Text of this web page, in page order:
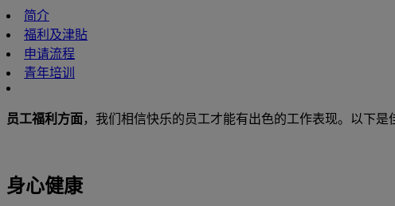
简介
福利及津貼
申请流程
青年培训
员工福利方面 ，我们相信快乐的员工才能有出色的工作表现。以下是
身心健康